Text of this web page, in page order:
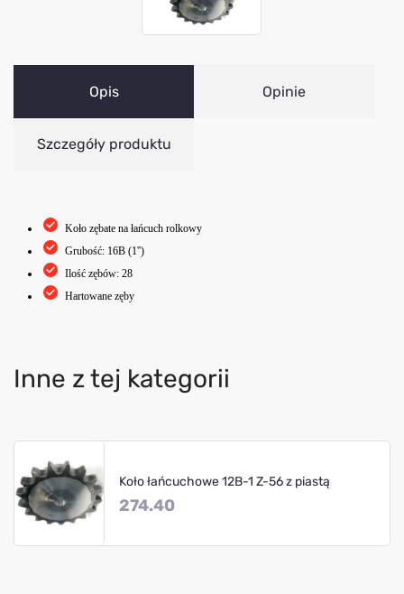
Opis Opinie
Szczegóły produktu
Koło zębate na łańcuch rolkowy
Grubość: 16B (1'')
Ilość zębów: 28
Hartowane zęby
Inne z tej kategorii
Koło łańcuchowe 12B-1 Z-56 z piastą
274.40